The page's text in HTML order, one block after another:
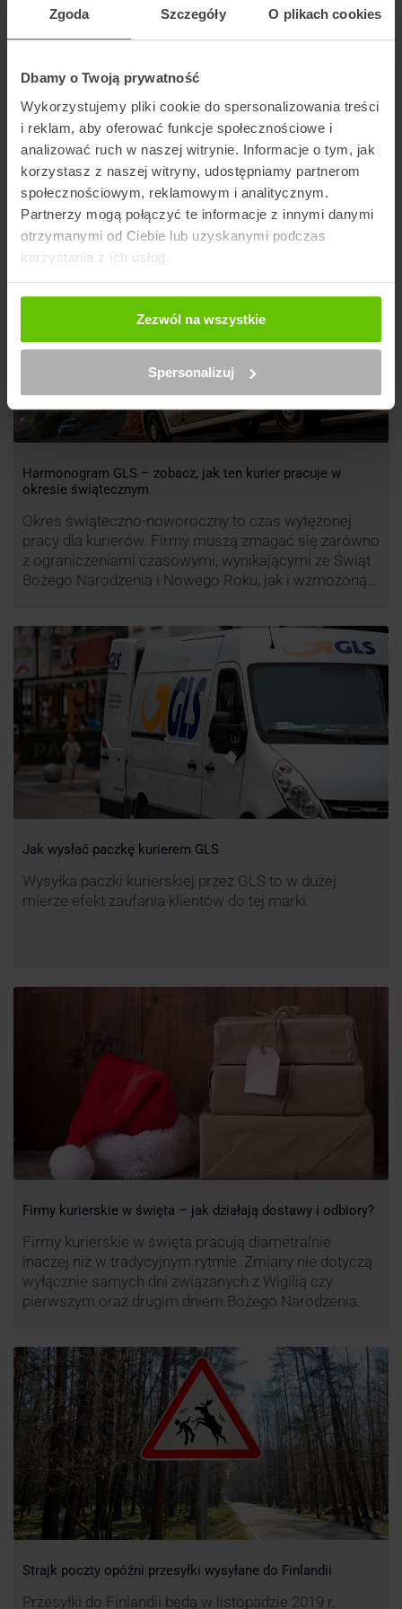
Zgoda Szczegóły O plikach cookies
Dbamy o Twoją prywatność
Wykorzystujemy pliki cookie do spersonalizowania treści
i reklam, aby oferować funkcje społecznościowe i
analizować ruch w naszej witrynie. Informacje o tym, jak
korzystasz z naszej witryny, udostępniamy partnerom
społecznościowym, reklamowym i analitycznym.
Partnerzy mogą połączyć te informacje z innymi danymi
otrzymanymi od Ciebie lub uzyskanymi podczas
korzystania z ich usług.
Zezwól na wszystkie
Spersonalizuj
Wybierz kuriera
Szukaj punktu
Artykuły na blogu powiązane z GLS
Harmonogram GLS – zobacz, jak ten kurier pracuje w
okresie świątecznym
Okres świąteczno-noworoczny to czas wytężonej
pracy dla kurierów. Firmy muszą zmagać się zarówno
z ograniczeniami czasowymi, wynikającymi ze Świąt
Bożego Narodzenia i Nowego Roku, jak i wzmożoną
firm. Zobacz harmonogram GLS na czas świąteczny!
Jak wysłać paczkę kurierem GLS
Wysyłka paczki kurierskiej przez GLS to w dużej
mierze efekt zaufania klientów do tej marki.
Firmy kurierskie w święta – jak działają dostawy i odbiory?
Firmy kurierskie w święta pracują diametralnie
inaczej niż w tradycyjnym rytmie. Zmiany nie dotyczą
wyłącznie samych dni związanych z Wigilią czy
pierwszym oraz drugim dniem Bożego Narodzenia.
Strajk poczty opóźni przesyłki wysyłane do Finlandii
Przesyłki do Finlandii będą w listopadzie 2019 r.